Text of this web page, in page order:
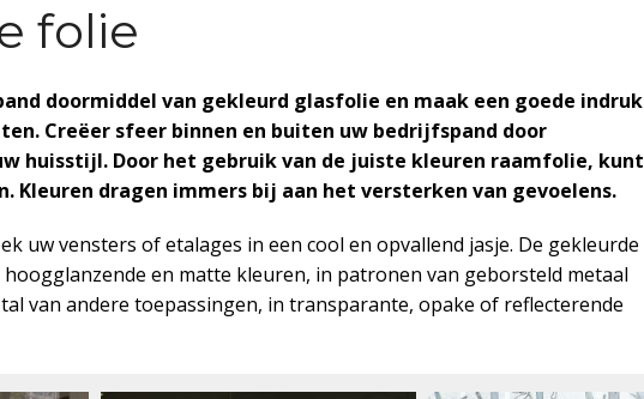
folie
doormiddel van gekleurd glasfolie en maak een goede indruk
Creëer sfeer binnen en buiten uw bedrijfspand door
huisstijl. Door het gebruik van de juiste kleuren raamfolie, kunt
Kleuren dragen immers bij aan het versterken van gevoelens.
uw vensters of etalages in een cool en opvallend jasje. De gekleurde
en matte kleuren, in patronen van geborsteld metaal
van andere toepassingen, in transparante, opake of reflecterende